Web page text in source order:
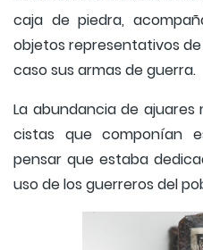
caja de piedra,
objetos representativos
caso sus armas de guerra.
La abundancia de ajuares
cistas que componían
pensar que estaba
uso de los guerreros del